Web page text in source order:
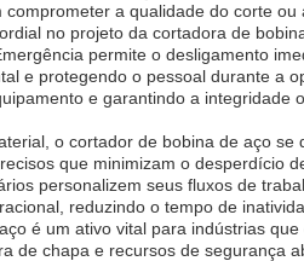
a qualidade do corte
no projeto da cortadora de
permite o desligamento
e protegendo o pessoal durante a
e garantindo a
o cortador de bobina de aço
que minimizam o desperdício
personalizem seus fluxos de
reduzindo o tempo de
é um ativo vital para indústrias
de chapa e recursos de segurança